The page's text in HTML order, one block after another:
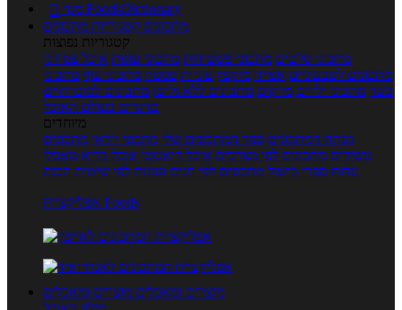

מנוי FoodsDictionary
מתכונים קטגוריות מתכונים
קטגוריות נפוצות
מתכוני סלטים מתכוני פשטידות מתכוני עוגות אוכל צמחוני
מתכונים לטבעוניים אפייה מוקפץ עוגיות פסטה מתכוני עוף מתכוני
בשר מתכוני ילדים מרקים מתכונים ללא גלוטן מתכונים לסוכרתיים
טרנדים בעולם האוכל
מיוחדים
מנתח המתכונים ספר המתכונים שלי מתכוני וידאו מתכונים
עשירים מתכונים לפי מצרכים אוכל דיאטטי אוכל בריא מאכלי
עדות ספרי בישול מתכונים לפי חגים ועונות לפי שיטות הכנה
אפליקציית Foods
מוצרים ומאכלים מוצרים ומאכלים